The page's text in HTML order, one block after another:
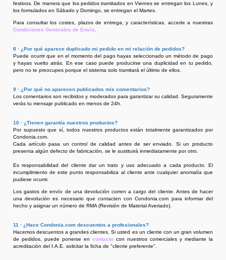
festivos. De manera que los pedidos tramitados en Viernes se entregan los Lunes, y
los formulados en Sábado y Domingo, se entregan el Martes.
Para consultar los costes, plazos de entrega, y características, accede a nuestras
Condiciones Generales de Envío
8 · ¿Por qué aparece duplicado mi pedido en mi relación de pedidos?
Puede ocurrir que en el momento del pago hayas seleccionado un método de pago
y hayas vuelto atrás. En ese caso puede producirse una duplicidad en tu pedido,
pero no te preocupes porque el sistema solo tramitará el último de ellos.
9 · ¿Por qué no aparecen publicados mis comentarios?
Los comentarios son recibidos y moderados para garantizar su calidad. Seguramente
verás tu mensaje publicado en menos de 24h.
10 · ¿Tienen garantía nuestros productos?
Por supuesto que sí, todos nuestros productos están totalmente garantizados por
Condonia.com.
Cada artículo pasa un control de calidad antes de ser enviado. Si un producto
presenta algún defecto de fabricación, se le sustituirá inmediatamente por otro.
Es responsabilidad del cliente dar un trato y uso adecuado a cada producto. El
incumplimiento de este punto responsabiliza al cliente ante cualquier anomalía que
pudiese ocurrir.
Los gastos de envío de una devolución corren a cargo del cliente. Antes de hacer
una devolución es necesario que contacten con Condonia.com para informar del
hecho y asignar un número de RMA (Revisión de Material Averiado).
11 · ¿Hace Condonia.com descuentos a profesionales?
Hacemos descuentos a grandes clientes. Si usted es un cliente con un gran volumen
de pedidos, puede ponerse en contacto con nuestros comerciales y mediante la
acreditación del I.A.E. solicitar la ficha de "cliente preferente".